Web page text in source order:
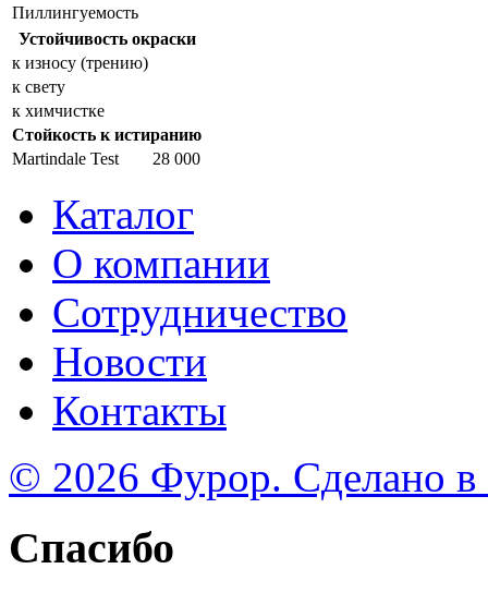
Пиллингуемость
Устойчивость окраски
к износу (трению)
к свету
к химчистке
Стойкость к истиранию
Martindale Test
28 000
Каталог
О компании
Сотрудничество
Новости
Контакты
© 2026 Фурор. Сделано в
Спасибо